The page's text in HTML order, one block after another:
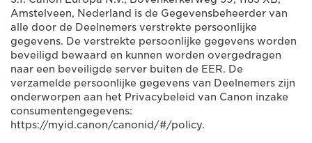
Amstelveen, Nederland is de Gegevensbeheerder van
alle door de Deelnemers verstrekte persoonlijke
gegevens. De verstrekte persoonlijke gegevens worden
beveiligd bewaard en kunnen worden overgedragen
naar een beveiligde server buiten de EER. De
verzamelde persoonlijke gegevens van Deelnemers zijn
onderworpen aan het Privacybeleid van Canon inzake
consumentengegevens:
https://myid.canon/canonid/#/policy.